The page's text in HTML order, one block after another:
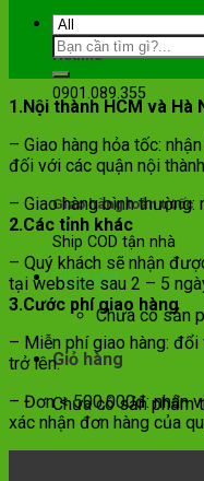
Hotline
0901.089.355
Giao hàng toàn quốc
Ship COD tận nhà
Giỏ hàng
Chưa có sản
Giỏ hàng
Chưa có sản phẩm
1.Nội thành HCM và Hà
– Giao hàng hỏa tốc:
đối với các quận nội
– Giao hàng bình thường:
2.Các tỉnh khác
– Quý khách sẽ nhận
tại website sau 2 – 5
3.Cước phí giao hàng
– Miễn phí giao hàng:
trở lên.
– Đơn < 500,000đ: nhân
xác nhận đơn hàng của